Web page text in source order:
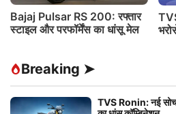
Bajaj Pulsar RS 200: रफ्तार
स्टाइल और परफॉर्मेंस का धांसू मेल
Breaking ➤
TVS Ronin: नई सोच